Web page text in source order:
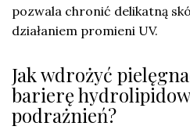
pozwala chronić delikatną
działaniem promieni UV.
Jak wdrożyć
barierę
podrażnień?